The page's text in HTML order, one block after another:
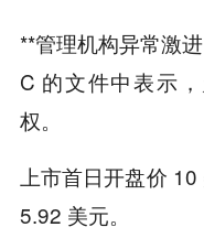
**管理机构异常激
C 的文件中表示
权。
上市首日开盘价
5.92 美元。